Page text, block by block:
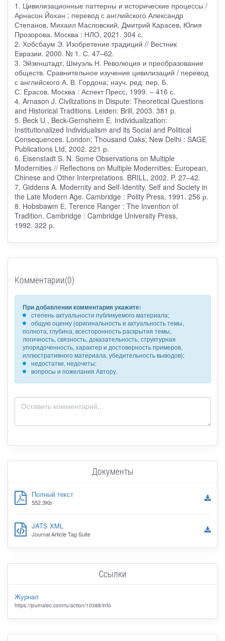
1. Цивилизационные паттерны и исторические процессы /
Арнасон Йохан ; перевод с английского Александр
Степанов, Михаил Масловский, Дмитрий Карасев, Юлия
Прозорова. Москва : НЛО, 2021. 304 с.
2. Хобсбаум Э. Изобретение традиций // Вестник
Евразии. 2000. № 1. С. 47–62.
3. Эйзенштадт, Шмуэль Н. Революция и преобразование
обществ. Сравнительное изучение цивилизаций / перевод
с английского А. В. Гордона; науч. ред. пер. Б.
С. Ерасов. Москва : Аспект Пресс, 1999. – 416 с.
4. Arnason J. Civilizations in Dispute: Theoretical Questions
and Historical Traditions. Leiden: Brill, 2003. 381 p.
5. Beck U., Beck-Gernsheim E. Individualization:
Institutionalized Individualism and its Social and Political
Consequences. London; Thousand Oaks; New Delhi : SAGE
Publications Ltd, 2002. 221 р.
6. Eisenstadt S. N. Some Observations on Multiple
Modernities // Reflections on Multiple Modernities: European,
Chinese and Other Interpretations. BRILL, 2002. P. 27–42.
7. Giddens A. Modernity and Self-Identity. Self and Society in
the Late Modern Age. Cambridge : Polity Press, 1991. 256 р.
8. Hobsbawm Е. Terence Ranger : The Invention of
Tradition. Cambridge : Cambridge University Press,
1992. 322 р.
Комментарии(0)
При добавлении комментария укажите:
степень актуальности публикуемого материала;
общую оценку (оригинальность и актуальность темы,
полнота, глубина, всесторонность раскрытия темы,
логичность, связность, доказательность, структурная
упорядоченность, характер и достоверность примеров,
иллюстративного материала, убедительность выводов);
недостатки, недочеты;
вопросы и пожелания Автору.
Документы
Полный текст
552.3Kb
JATS XML
Journal Article Tag Suite
Ссылки
Журнал
https://journalec.com/ru/action/10388/info